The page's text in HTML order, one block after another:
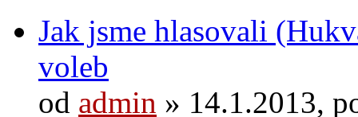
Jak jsme hlasovali
voleb
od admin » 14.1.2013,